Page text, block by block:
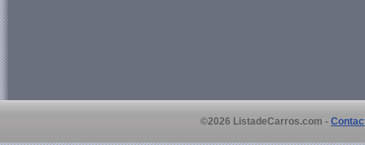
©2026 ListadeCarros.com -